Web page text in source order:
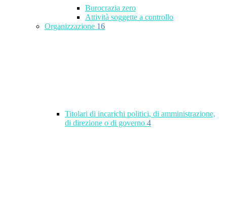
Burocrazia zero
Attività soggette a controllo
Organizzazione 16
Titolari di incarichi politici, di amministrazione,
di direzione o di governo 4